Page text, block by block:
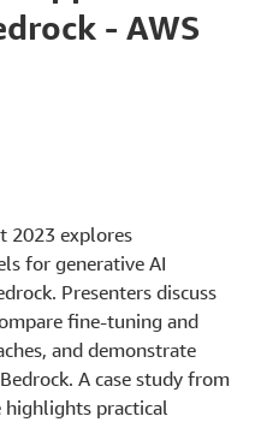
- AWS
2023 explores
for generative AI
Presenters discuss
fine-tuning and
and demonstrate
A case study from
highlights practical